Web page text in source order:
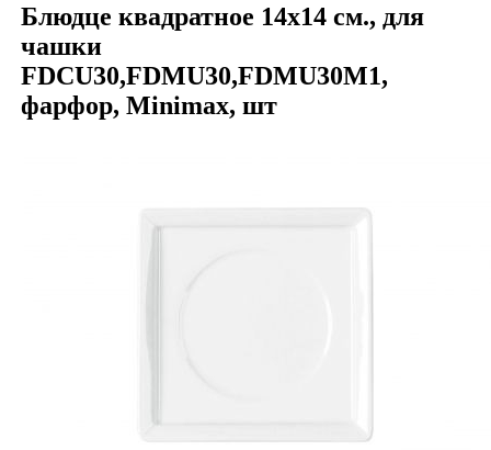
Блюдце квадратное 14x14 см., для
чашки
FDCU30,FDMU30,FDMU30M1,
фарфор, Minimax, шт